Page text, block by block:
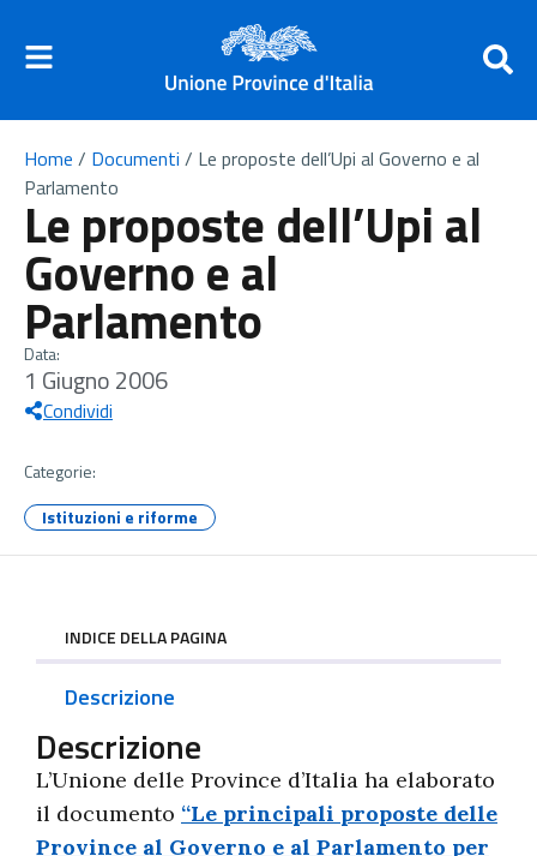
Home / Documenti / Le proposte dell’Upi al Governo e al
Parlamento
Le proposte dell’Upi al
Governo e al
Parlamento
Data:
1 Giugno 2006
Condividi
Categorie:
Istituzioni e riforme
INDICE DELLA PAGINA
Descrizione
Descrizione
L’Unione delle Province d’Italia ha elaborato
il documento “Le principali proposte delle
Province al Governo e al Parlamento per